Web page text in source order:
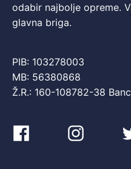
odabir najbolje opreme.
glavna briga.
PIB: 103278003
MB: 56380868
Ž.R.: 160-108782-38